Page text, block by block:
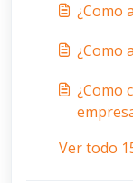
¿Como
¿Como
¿Como
Ver todo